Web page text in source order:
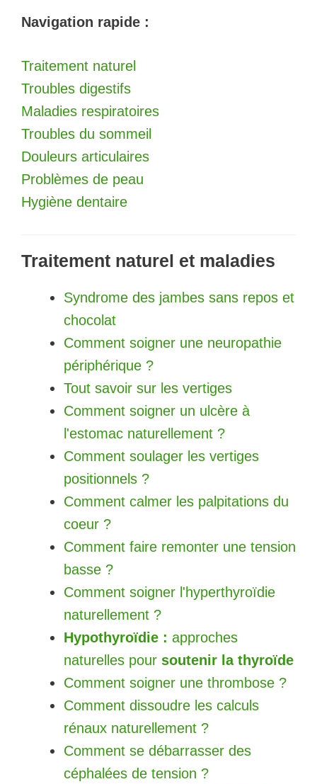
Navigation rapide :
Traitement naturel
Troubles digestifs
Maladies respiratoires
Troubles du sommeil
Douleurs articulaires
Problèmes de peau
Hygiène dentaire
Traitement naturel et maladies
Syndrome des jambes sans repos et
chocolat
Comment soigner une neuropathie
périphérique ?
Tout savoir sur les vertiges
Comment soigner un ulcère à
l'estomac naturellement ?
Comment soulager les vertiges
positionnels ?
Comment calmer les palpitations du
coeur ?
Comment faire remonter une tension
basse ?
Comment soigner l'hyperthyroïdie
naturellement ?
Hypothyroïdie : approches
naturelles pour soutenir la thyroïde
Comment soigner une thrombose ?
Comment dissoudre les calculs
rénaux naturellement ?
Comment se débarrasser des
céphalées de tension ?